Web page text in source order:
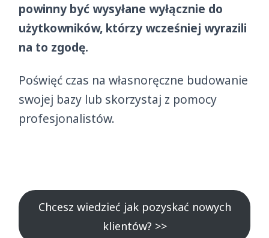
powinny być wysyłane wyłącznie do
użytkowników, którzy wcześniej wyrazili
na to zgodę.
Poświęć czas na własnoręczne budowanie
swojej bazy lub skorzystaj z pomocy
profesjonalistów.
Chcesz wiedzieć jak pozyskać nowych
klientów? >>